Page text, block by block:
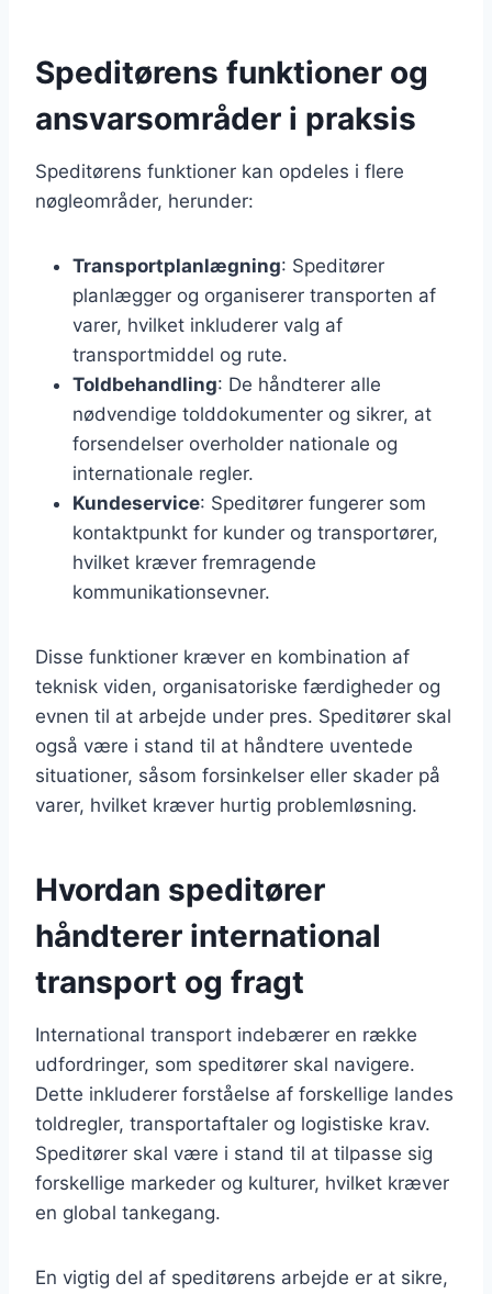
Speditørens funktioner og
ansvarsområder i praksis
Speditørens funktioner kan opdeles i flere
nøgleområder, herunder:
Transportplanlægning: Speditører
planlægger og organiserer transporten af
varer, hvilket inkluderer valg af
transportmiddel og rute.
Toldbehandling: De håndterer alle
nødvendige tolddokumenter og sikrer, at
forsendelser overholder nationale og
internationale regler.
Kundeservice: Speditører fungerer som
kontaktpunkt for kunder og transportører,
hvilket kræver fremragende
kommunikationsevner.
Disse funktioner kræver en kombination af
teknisk viden, organisatoriske færdigheder og
evnen til at arbejde under pres. Speditører skal
også være i stand til at håndtere uventede
situationer, såsom forsinkelser eller skader på
varer, hvilket kræver hurtig problemløsning.
Hvordan speditører
håndterer international
transport og fragt
International transport indebærer en række
udfordringer, som speditører skal navigere.
Dette inkluderer forståelse af forskellige landes
toldregler, transportaftaler og logistiske krav.
Speditører skal være i stand til at tilpasse sig
forskellige markeder og kulturer, hvilket kræver
en global tankegang.
En vigtig del af speditørens arbejde er at sikre,